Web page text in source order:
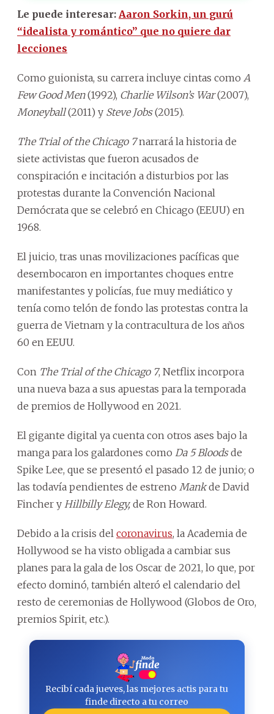
Le puede interesar: Aaron Sorkin, un gurú
“idealista y romántico” que no quiere dar
lecciones
Como guionista, su carrera incluye cintas como A
Few Good Men(1992), Charlie Wilson’s War(2007),
Moneyball(2011) y Steve Jobs(2015).
The Trial of the Chicago 7narrará la historia de
siete activistas que fueron acusados de
conspiración e incitación a disturbios por las
protestas durante la Convención Nacional
Demócrata que se celebró en Chicago (EEUU) en
1968.
El juicio, tras unas movilizaciones pacíficas que
desembocaron en importantes choques entre
manifestantes y policías, fue muy mediático y
tenía como telón de fondo las protestas contra la
guerra de Vietnam y la contracultura de los años
60 en EEUU.
Con The Trial of the Chicago 7, Netflix incorpora
una nueva baza a sus apuestas para la temporada
de premios de Hollywood en 2021.
El gigante digital ya cuenta con otros ases bajo la
manga para los galardones como Da 5 Bloodsde
Spike Lee, que se presentó el pasado 12 de junio; o
las todavía pendientes de estreno Mankde David
Fincher y Hillbilly Elegy,de Ron Howard.
Debido a la crisis del coronavirus, la Academia de
Hollywood se ha visto obligada a cambiar sus
planes para la gala de los Oscar de 2021, lo que, por
efecto dominó, también alteró el calendario del
resto de ceremonias de Hollywood (Globos de Oro,
premios Spirit, etc.).
Recibí cada jueves, las mejores actis para tu
finde directo a tu correo